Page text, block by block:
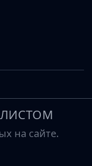
на сайте.